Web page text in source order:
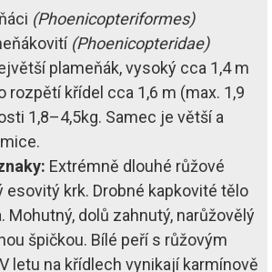
(Phoenicopteriformes)
(Phoenicopteridae)
plameňák, vysoký cca 1,4 m
rozpětí křídel cca 1,6 m (max. 1,9
1,8–4,5kg. Samec je větší a
Extrémně dlouhé růžové
esovitý krk. Drobné kapkovité tělo
Mohutný, dolů zahnutý, narůžovělý
špičkou. Bílé peří s růžovým
letu na křídlech vynikají karmínově